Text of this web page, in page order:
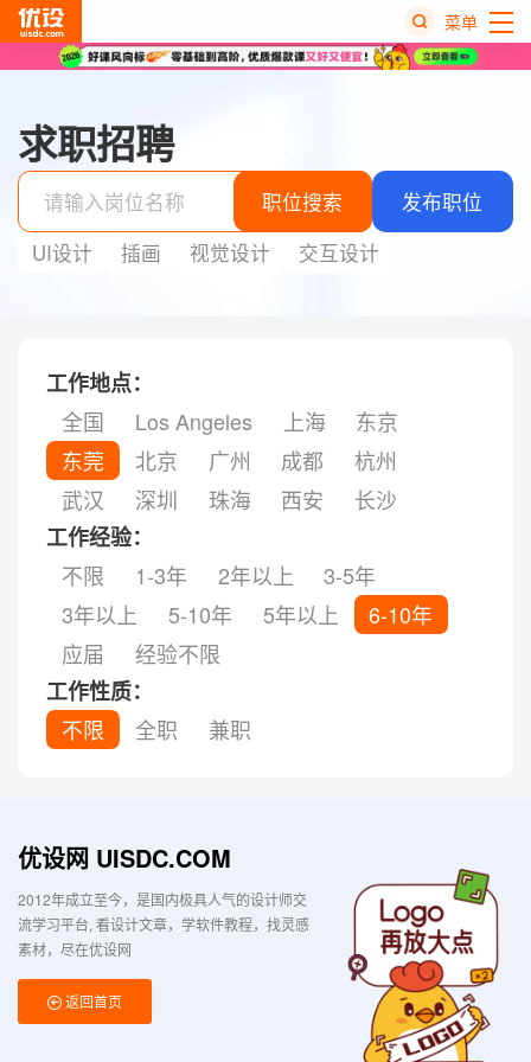
菜单
求职招聘
职位搜索
发布职位
UI设计
插画 视觉设计 交互设计
工作地点：
全国
Los Angeles 上海
东京
东莞
北京 广州 成都
杭州
武汉
深圳 珠海 西安
长沙
工作经验：
不限
1-3年 2年以上
3-5年
3年以上
5-10年 5年以上
6-10年
应届
经验不限
工作性质：
不限
全职 兼职
优设网 UISDC.COM
2012年成立至今，是国内极具人气的设计师交
流学习平台 看设计文章，学软件教程，找灵感
素材，尽在优设网
返回首页